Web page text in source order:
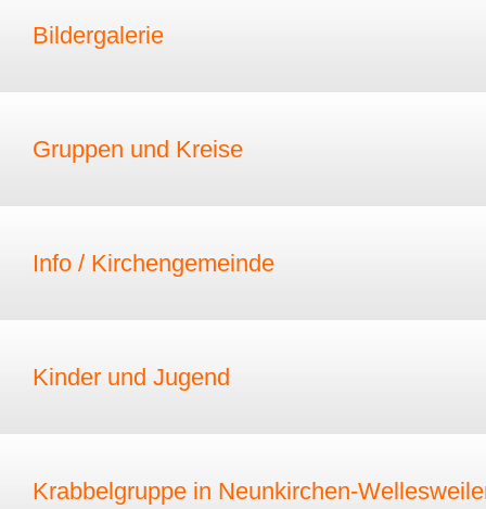
Bildergalerie
Gruppen und Kreise
Info / Kirchengemeinde
Kinder und Jugend
Krabbelgruppe in Neunkirchen-